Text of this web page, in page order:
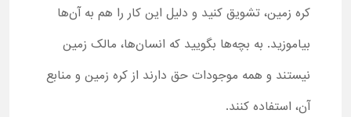
کره زمین، تشویق کنید و دلیل این کار را هم به آن‌ها
بیاموزید. به بچه‌ها بگویید که انسان‌ها، مالک زمین
نیستند و همه موجودات حق دارند از کره زمین و منابع
آن، استفاده کنند.